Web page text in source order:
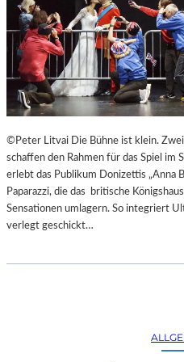
©Peter Litvai Die Bühne ist klein.
schaffen den Rahmen für das Spiel
erlebt das Publikum Donizettis „Anna
Paparazzi, die das britische
Sensationen umlagern. So integriert
verlegt geschickt…